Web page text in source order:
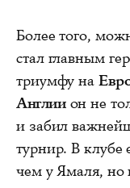
Более того,
стал главным
триумфу на
Англиион не
и забил
турнир. В клубе
чем у Ямаля, но